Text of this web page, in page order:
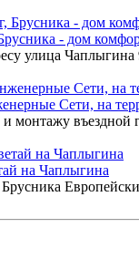
- дом
улица
Сети, на
монтажу въездной
на Чаплыгина